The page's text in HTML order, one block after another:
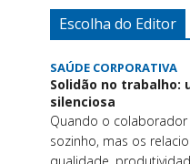
Escolha do Editor
SAÚDE CORPORATIVA
Solidão no trabalho:
silenciosa
Quando o
sozinho, mas os
qualidade,